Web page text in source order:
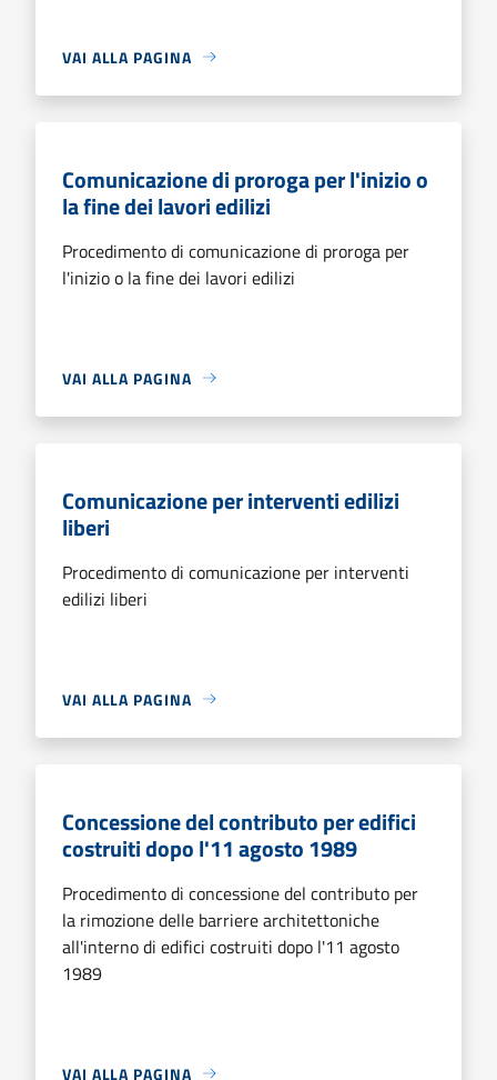
VAI ALLA PAGINA
Comunicazione di proroga per l'inizio o
la fine dei lavori edilizi
Procedimento di comunicazione di proroga per
l'inizio o la fine dei lavori edilizi
VAI ALLA PAGINA
Comunicazione per interventi edilizi
liberi
Procedimento di comunicazione per interventi
edilizi liberi
VAI ALLA PAGINA
Concessione del contributo per edifici
costruiti dopo l'11 agosto 1989
Procedimento di concessione del contributo per
la rimozione delle barriere architettoniche
all'interno di edifici costruiti dopo l'11 agosto
1989
VAI ALLA PAGINA